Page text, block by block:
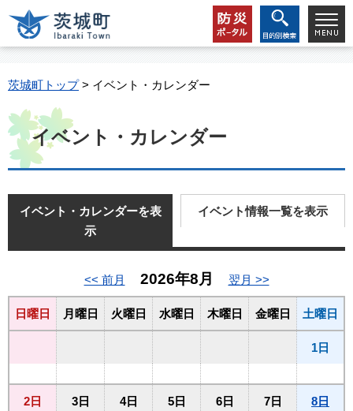
茨城町トップ> イベント・カレンダー
イベント・カレンダー
イベント・カレンダーを表
示
イベント情報一覧を表示
<< 前月 2026年8月 翌月 >>
日曜日 月曜日 火曜日 水曜日 木曜日 金曜日 土曜日
1日
2日 3日 4日 5日 6日 7日 8日